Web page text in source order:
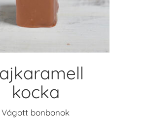
TESZEM
kocka
Vágott bonbonok